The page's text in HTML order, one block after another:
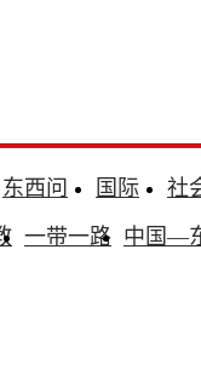
东西问 国际
社
一带一路 中国—